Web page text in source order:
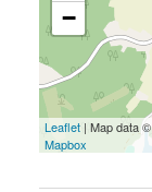
−
Leaflet| Map data ©
Mapbox